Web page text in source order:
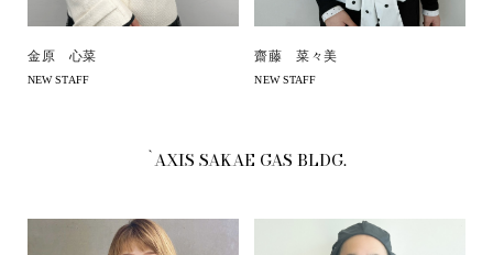
金原 心菜
NEW STAFF
齋藤 菜々美
NEW STAFF
`AXIS SAKAE GAS BLDG.